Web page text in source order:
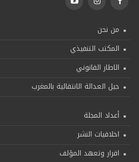
من نحن
المكتب التنفيذي
الاطار القانوني
جيل العدالة الانتقالية بالمغرب
أعداد المجلة
اخلاقيات النشر
اقرار وتعهد المؤلف